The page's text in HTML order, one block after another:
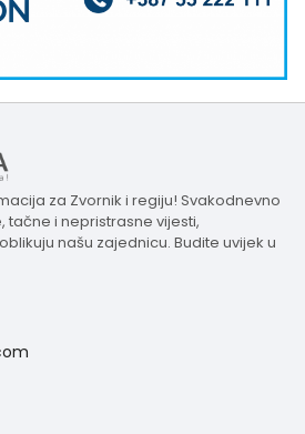
za Zvornik i regiju! Svakodnevno
i nepristrasne vijesti,
našu zajednicu. Budite uvijek u